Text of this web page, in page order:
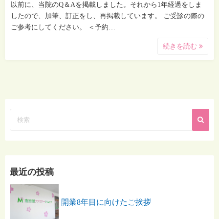
以前に、当院のQ＆Aを掲載しました。それから1年経過をしま
したので、加筆、訂正をし、再掲載しています。 ご受診の際の
ご参考にしてください。 ＜予約…
続きを読む
最近の投稿
開業8年目に向けたご挨拶